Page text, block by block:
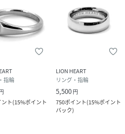
ですが、アレルギー反応の原因
いことをお約束できません。予
クス
指輪
ト(15%ポイント
LION HEART
リング・指輪
5,500円
750ポイント(15%ポイント
バック)